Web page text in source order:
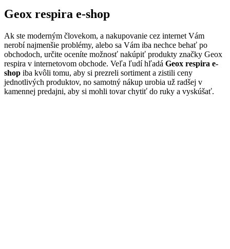
Geox respira e-shop
Ak ste moderným človekom, a nakupovanie cez internet Vám
nerobí najmenšie problémy, alebo sa Vám iba nechce behať po
obchodoch, určite oceníte možnosť nakúpiť produkty značky Geox
respira v internetovom obchode. Veľa ľudí hľadá Geox respira e-
shop iba kvôli tomu, aby si prezreli sortiment a zistili ceny
jednotlivých produktov, no samotný nákup urobia už radšej v
kamennej predajni, aby si mohli tovar chytiť do ruky a vyskúšať.